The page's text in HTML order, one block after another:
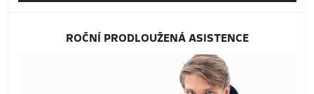
ROČNÍ PRODLOUŽENÁ ASISTENCE